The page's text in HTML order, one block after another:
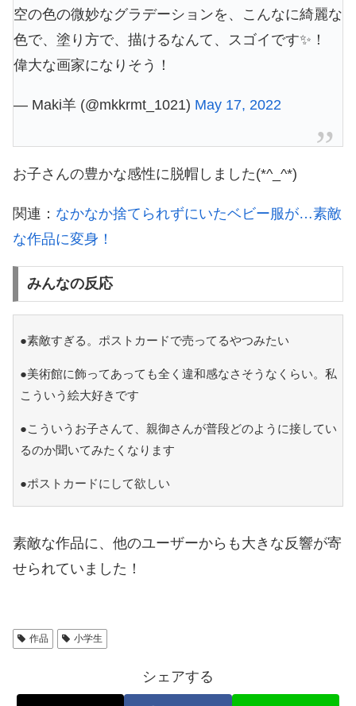
空の色の微妙なグラデーションを、こんなに綺麗な
色で、塗り方で、描けるなんて、スゴイです✨！
偉大な画家になりそう！
— Maki羊 (@mkkrmt_1021) May 17, 2022
お子さんの豊かな感性に脱帽しました(*^_^*)
関連： なかなか捨てられずにいたベビー服が…素敵
な作品に変身！
みんなの反応
●素敵すぎる。ポストカードで売ってるやつみたい
●美術館に飾ってあっても全く違和感なさそうなくらい。私
こういう絵大好きです
●こういうお子さんて、親御さんが普段どのように接してい
るのか聞いてみたくなります
●ポストカードにして欲しい
素敵な作品に、他のユーザーからも大きな反響が寄
せられていました！
作品 小学生
シェアする